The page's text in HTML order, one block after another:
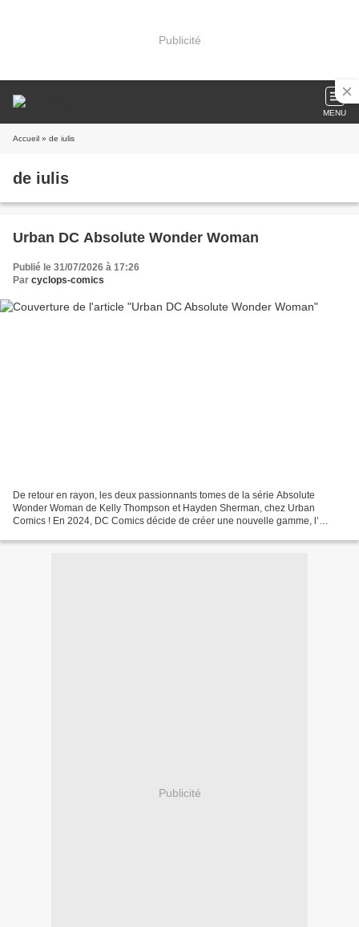
Publicité
MENU
Accueil » de iulis
de iulis
Urban DC Absolute Wonder Woman
Publié le 31/07/2026 à 17:26
Par cyclops-comics
De retour en rayon, les deux passionnants tomes de la série Absolute
Wonder Woman de Kelly Thompson et Hayden Sherman, chez Urban
Comics ! En 2024, DC Comics décide de créer une nouvelle gamme, l’
Publicité